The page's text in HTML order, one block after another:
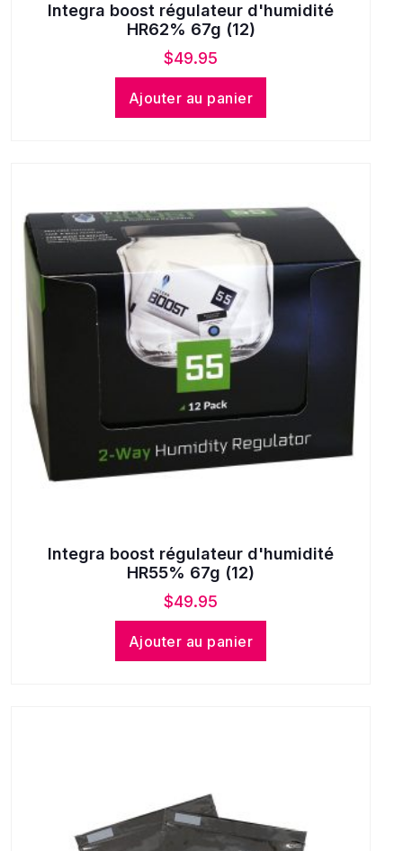
Integra boost régulateur d'humidité
HR62% 67g (12)
$49.95
Ajouter au panier
Integra boost régulateur d'humidité
HR55% 67g (12)
$49.95
Ajouter au panier